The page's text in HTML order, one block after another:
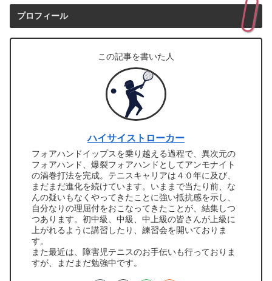
プロフィール
この記事を書いた人
ハイサイストローカー
フォアハンドイップスを乗り越える過程で、異次元の
フォアハンド、爆裂フォアハンドとしてアンモナイト
の渦巻打法を完成。テニスキャリアは４０年に及び、
まだまだ進化を続けています。いままで当たり前、な
んの疑いもなくやってきたことに強い抵抗感を示し、
自分なりの理屈付をおこなってきたことが、結集しつ
つあります。初中級、中級、中上級の皆さんが上級に
上がれるように講習したり、練習会を開いておりま
す。
また最近は、障害児テニスのお手伝いも行っておりま
すが、まだまだ勉強中です。